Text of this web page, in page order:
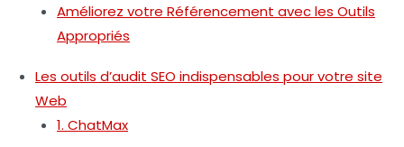
Améliorez votre Référencement avec les Outils
Appropriés
Les outils d’audit SEO indispensables pour votre site
Web
1. ChatMax